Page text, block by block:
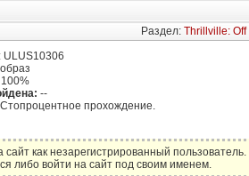
Раздел: Thrillville:
: ULUS10306
образ
100%
--
Стопроцентное прохождение.
как незарегистрированный
либо войти на сайт под своим именем.